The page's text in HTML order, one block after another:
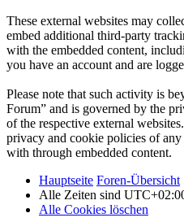
These external websites may
embed additional third-party
with the embedded content,
you have an account and are
Please note that such activity is
Forum” and is governed by the
of the respective external
privacy and cookie policies of
with through embedded content.
Hauptseite Foren-Übersicht
Alle Zeiten sind
Alle Cookies löschen